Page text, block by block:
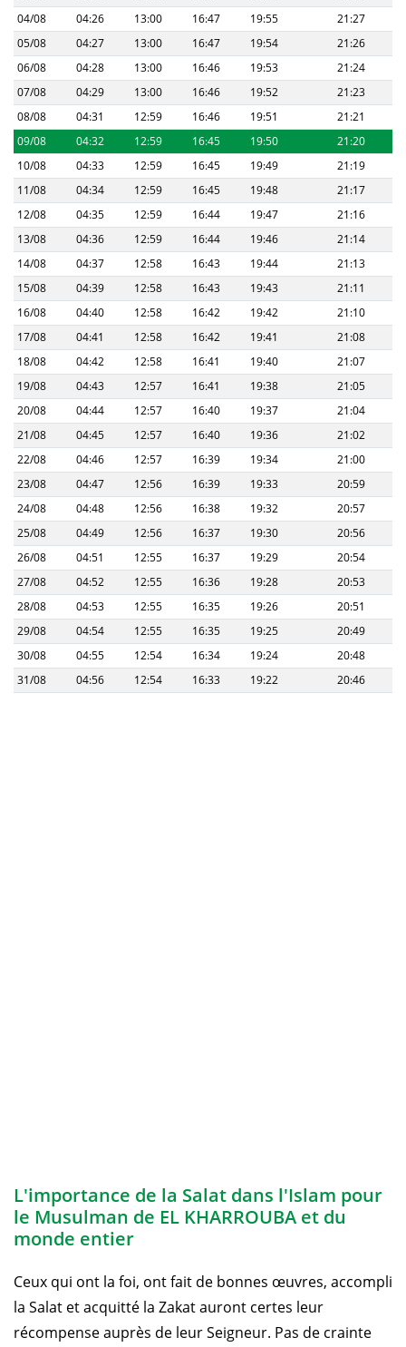
04/08
04:26 13:00 16:47 19:55
21:27
05/08
04:27 13:00 16:47 19:54
21:26
06/08
04:28 13:00 16:46 19:53
21:24
07/08
04:29 13:00 16:46 19:52
21:23
08/08
04:31 12:59 16:46 19:51
21:21
09/08
04:32 12:59 16:45 19:50
21:20
10/08
04:33 12:59 16:45 19:49
21:19
11/08
04:34 12:59 16:45 19:48
21:17
12/08
04:35 12:59 16:44 19:47
21:16
13/08
04:36 12:59 16:44 19:46
21:14
14/08
04:37 12:58 16:43 19:44
21:13
15/08
04:39 12:58 16:43 19:43
21:11
16/08
04:40 12:58 16:42 19:42
21:10
17/08
04:41 12:58 16:42 19:41
21:08
18/08
04:42 12:58 16:41 19:40
21:07
19/08
04:43 12:57 16:41 19:38
21:05
20/08
04:44 12:57 16:40 19:37
21:04
21/08
04:45 12:57 16:40 19:36
21:02
22/08
04:46 12:57 16:39 19:34
21:00
23/08
04:47 12:56 16:39 19:33
20:59
24/08
04:48 12:56 16:38 19:32
20:57
25/08
04:49 12:56 16:37 19:30
20:56
26/08
04:51 12:55 16:37 19:29
20:54
27/08
04:52 12:55 16:36 19:28
20:53
28/08
04:53 12:55 16:35 19:26
20:51
29/08
04:54 12:55 16:35 19:25
20:49
30/08
04:55 12:54 16:34 19:24
20:48
31/08
04:56 12:54 16:33 19:22 20:46
L'importance de la Salat dans l'Islam pour
le Musulman de EL KHARROUBA et du
monde entier
Ceux qui ont la foi, ont fait de bonnes œuvres, accompli
la Salat et acquitté la Zakat auront certes leur
récompense auprès de leur Seigneur. Pas de crainte